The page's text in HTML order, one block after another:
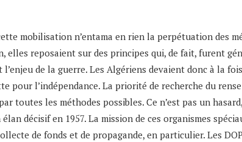
mobilisation n’entama en rien la perpétuation des
reposaient sur des principes qui, de fait, furent
de la guerre. Les Algériens devaient donc à la
pour l’indépendance. La priorité de recherche du
toutes les méthodes possibles. Ce n’est pas un
décisif en 1957. La mission de ces organismes
de fonds et de propagande, en particulier. Les